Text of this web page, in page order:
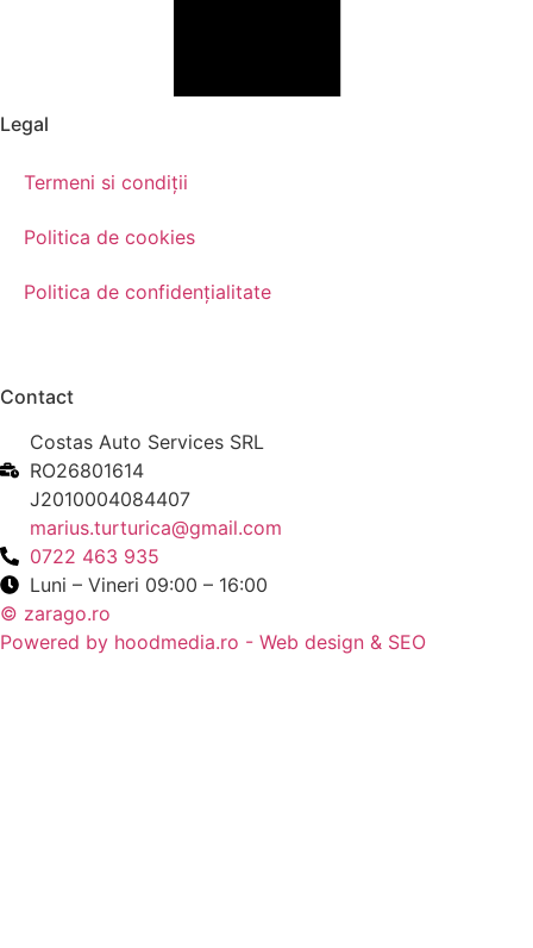
Legal
Termeni si condiții
Politica de cookies
Politica de confidențialitate
Contact
Costas Auto Services SRL
RO26801614
J2010004084407
marius.turturica@gmail.com
0722 463 935
Luni – Vineri 09:00 – 16:00
© zarago.ro
Powered by hoodmedia.ro - Web design & SEO